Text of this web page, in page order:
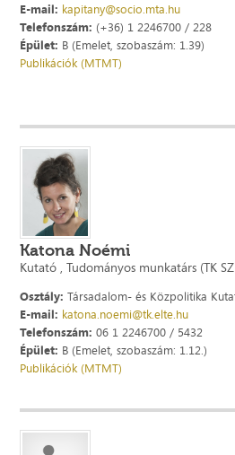
E-mail: kapitany@socio.mta.hu
Telefonszám: (+36) 1 2246700 / 228
Épület: B (Emelet, szobaszám: 1.39)
Publikációk (MTMT)
Katona Noémi
Kutató , Tudományos munkatárs (TK
Osztály: Társadalom- és Közpolitika
E-mail: katona.noemi@tk.elte.hu
Telefonszám: 06 1 2246700 / 5432
Épület: B (Emelet, szobaszám: 1.12.)
Publikációk (MTMT)